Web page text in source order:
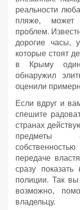
реальности
пляже, может
проблем.
дорогие часы,
которые стоят
в Крыму
обнаружил
оценили
Если вдруг и
спешите
странах
предметы
передаче
сразу
полиции. Так вы
возможно,
владельцу.